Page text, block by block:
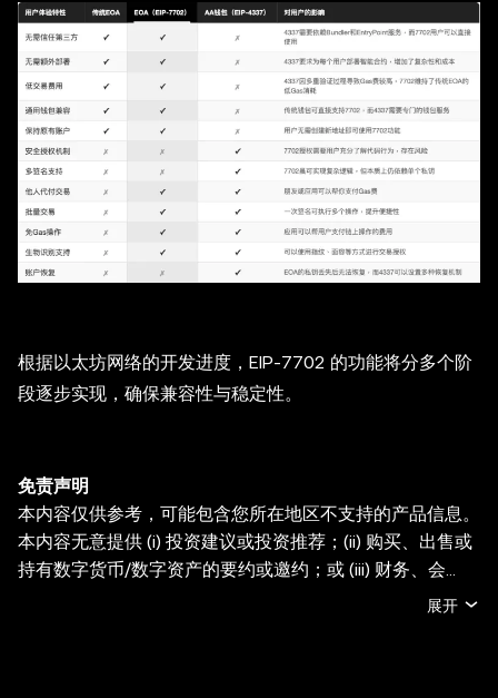
根据以太坊网络的开发进度，EIP-7702 的功能将分多个阶
段逐步实现，确保兼容性与稳定性。
免责声明
本内容仅供参考，可能包含您所在地区不支持的产品信息。
本内容无意提供 (i) 投资建议或投资推荐；(ii) 购买、出售或
持有数字货币/数字资产的要约或邀约；或 (iii) 财务、会
计、法律或税务建议。持有数字货币/数字资产 (包括稳定币
展开